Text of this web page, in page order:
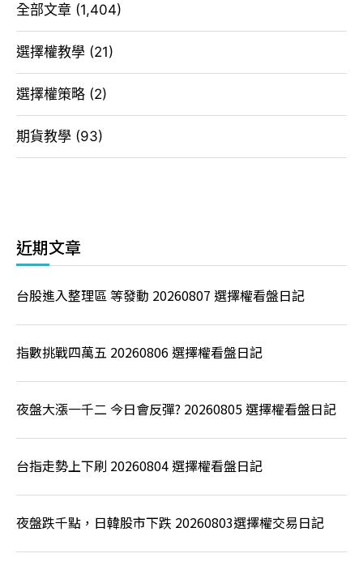
全部文章 (1,404)
選擇權教學 (21)
選擇權策略 (2)
期貨教學 (93)
近期文章
台股進入整理區 等發動 20260807 選擇權看盤日記
指數挑戰四萬五 20260806 選擇權看盤日記
夜盤大漲一千二 今日會反彈? 20260805 選擇權看盤日記
台指走勢上下刷 20260804 選擇權看盤日記
夜盤跌千點，日韓股市下跌 20260803選擇權交易日記